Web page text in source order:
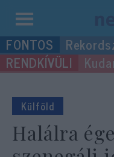
Kilépés
a
tartalomba
Külföld
Halálra